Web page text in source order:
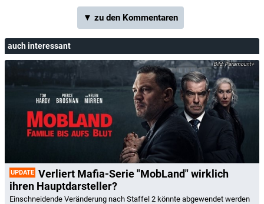
▼ zu den Kommentaren
auch interessant
Paramount+
UPDATE Verliert Mafia-Serie "MobLand" wirklich
ihren Hauptdarsteller?
Einschneidende Veränderung nach Staffel 2 könnte abgewendet werden